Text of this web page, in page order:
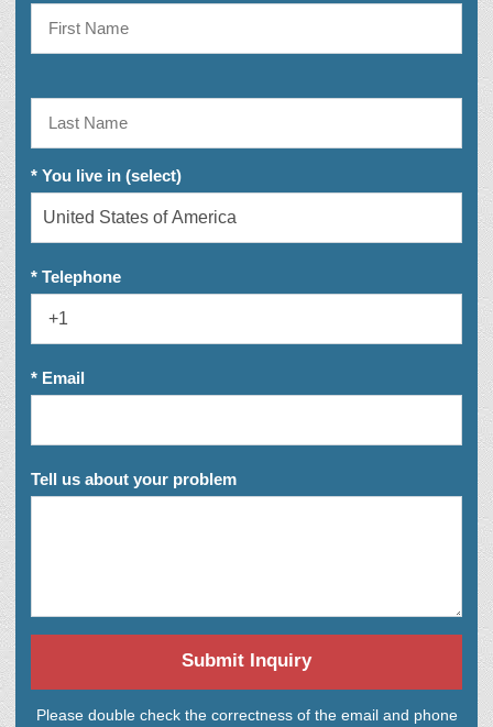
* You live in (select)
* Telephone
* Email
Tell us about your problem
Submit Inquiry
Please double check the correctness of the email and phone